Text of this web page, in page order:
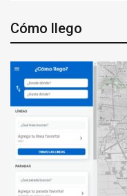
Cómo llego